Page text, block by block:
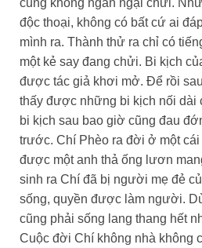
độc thoại, không có bất cứ ai
mình ra. Thành thử ra chỉ có
một kẻ say đang chửi. Bi kịch
được tác giả khơi mở. Để rồi
thấy được những bi kịch nối dài
bi kịch sau bao giờ cũng đau
trước. Chí Phèo ra đời ở một cái
được một anh thả ống lươn
sinh ra Chí đã bị người mẹ đẻ
sống, quyền được làm người.
cũng phải sống lang thang hết
Cuộc đời Chí không nhà không